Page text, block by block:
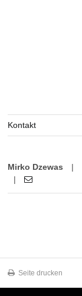
Kontakt
Mirko Dzewas |
|
Seite drucken